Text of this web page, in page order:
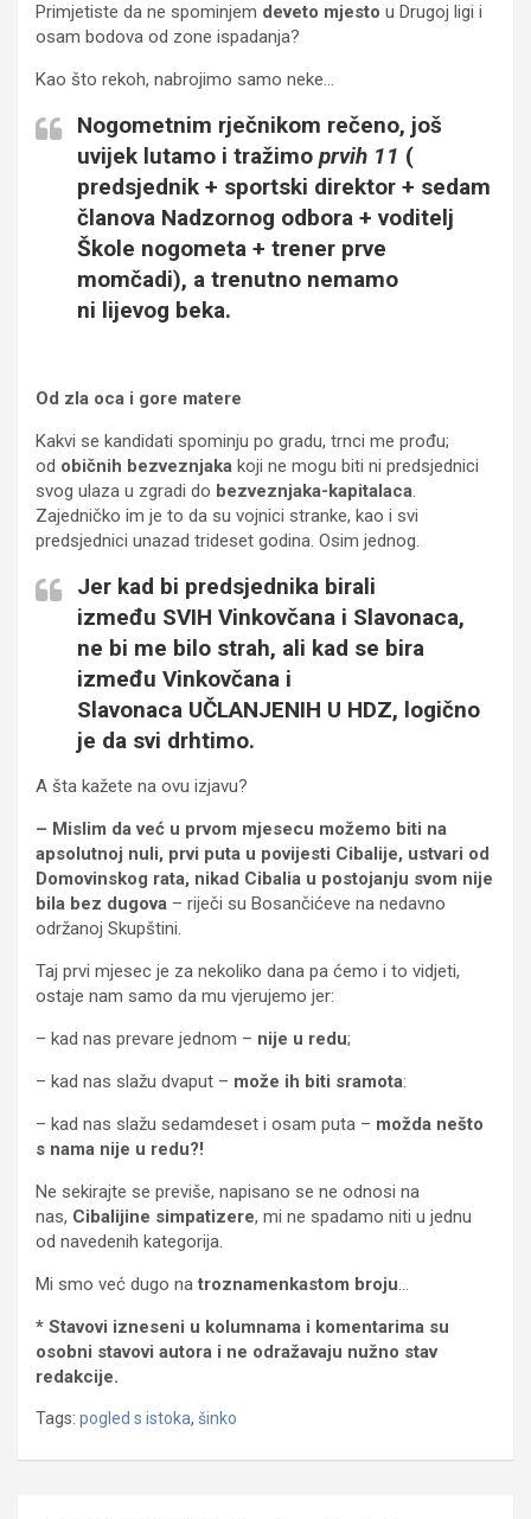
Primjetiste da ne spominjem deveto mjesto u Drugoj ligi i
osam bodova od zone ispadanja?
Kao što rekoh, nabrojimo samo neke…
Nogometnim rječnikom rečeno, još
uvijek lutamo i tražimo prvih 11 (
predsjednik + sportski direktor + sedam
članova Nadzornog odbora + voditelj
Škole nogometa + trener prve
momčadi), a trenutno nemamo
ni lijevog beka.
Od zla oca i gore matere
Kakvi se kandidati spominju po gradu, trnci me prođu;
od običnih bezveznjaka koji ne mogu biti ni predsjednici
svog ulaza u zgradi do bezveznjaka-kapitalaca.
Zajedničko im je to da su vojnici stranke, kao i svi
predsjednici unazad trideset godina. Osim jednog.
Jer kad bi predsjednika birali
između SVIH Vinkovčana i Slavonaca,
ne bi me bilo strah, ali kad se bira
između Vinkovčana i
Slavonaca UČLANJENIH U HDZ, logično
je da svi drhtimo.
A šta kažete na ovu izjavu?
– Mislim da već u prvom mjesecu možemo biti na
apsolutnoj nuli, prvi puta u povijesti Cibalije, ustvari od
Domovinskog rata, nikad Cibalia u postojanju svom nije
bila bez dugova – riječi su Bosančićeve na nedavno
održanoj Skupštini.
Taj prvi mjesec je za nekoliko dana pa ćemo i to vidjeti,
ostaje nam samo da mu vjerujemo jer:
– kad nas prevare jednom – nije u redu;
– kad nas slažu dvaput – može ih biti sramota:
– kad nas slažu sedamdeset i osam puta – možda nešto
s nama nije u redu?!
Ne sekirajte se previše, napisano se ne odnosi na
nas, Cibalijine simpatizere, mi ne spadamo niti u jednu
od navedenih kategorija.
Mi smo već dugo natroznamenkastom broju…
* Stavovi izneseni u kolumnama i komentarima su
osobni stavovi autora i ne odražavaju nužno stav
redakcije.
Tags: pogled s istoka, šinko